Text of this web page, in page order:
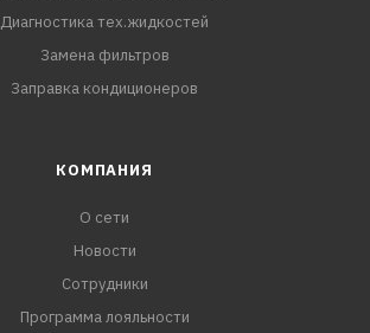
Диагностика тех.жидкостей
Замена фильтров
Заправка кондиционеров
КОМПАНИЯ
О сети
Новости
Сотрудники
Программа лояльности